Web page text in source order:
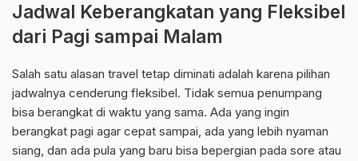
Jadwal Keberangkatan yang Fleksibel
dari Pagi sampai Malam
Salah satu alasan travel tetap diminati adalah karena pilihan
jadwalnya cenderung fleksibel. Tidak semua penumpang
bisa berangkat di waktu yang sama. Ada yang ingin
berangkat pagi agar cepat sampai, ada yang lebih nyaman
siang, dan ada pula yang baru bisa bepergian pada sore atau